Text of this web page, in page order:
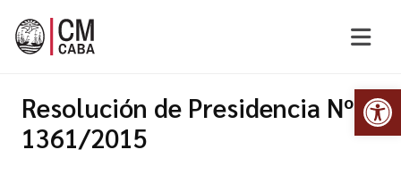
Resolución de Presidencia Nº
1361/2015